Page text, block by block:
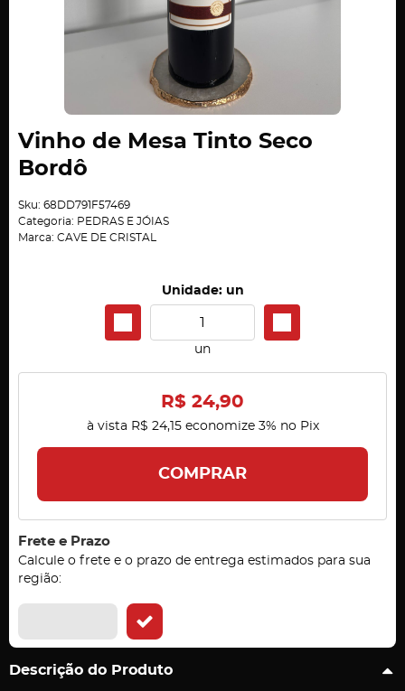
Vinho de Mesa Tinto Seco
Bordô
Sku: 68DD791F57469
Categoria: PEDRAS E JÓIAS
Marca: CAVE DE CRISTAL
Unidade: un
un
R$ 24,90
à vista R$ 24,15economize 3% no Pix
COMPRAR
Frete e Prazo
Calcule o frete e o prazo de entrega estimados para sua
região:
Descrição do Produto